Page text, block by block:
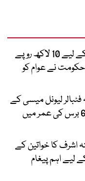
بیرون ملک جانے کے لیے 10 لاکھ روپے
نے عوام کو
لیونل میسی کے
والد جارج میسی 68 برس کی عمر میں
اشرف کا خواتین کے
لیے اہم پیغام